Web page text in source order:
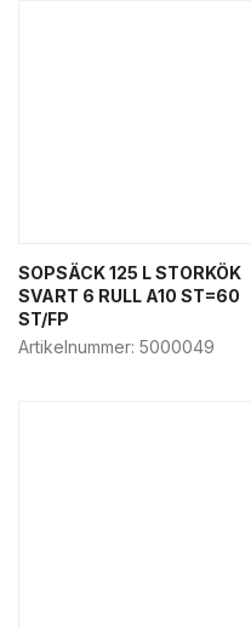
SOPSÄCK 125 L STORKÖK
SVART 6 RULL A10 ST=60
ST/FP
Artikelnummer: 5000049